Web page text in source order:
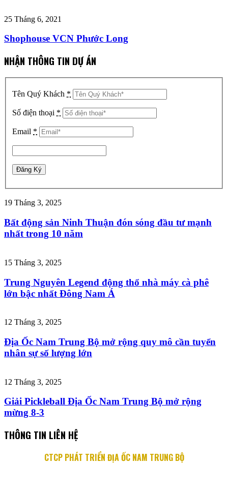
25 Tháng 6, 2021
Shophouse VCN Phước Long
NHẬN THÔNG TIN DỰ ÁN
Tên Quý Khách *
Số điện thoại *
Email *
19 Tháng 3, 2025
Bất động sản Ninh Thuận đón sóng đầu tư mạnh
nhất trong 10 năm
15 Tháng 3, 2025
Trung Nguyên Legend động thổ nhà máy cà phê
lớn bậc nhất Đông Nam Á
12 Tháng 3, 2025
Địa Ốc Nam Trung Bộ mở rộng quy mô cần tuyển
nhân sự số lượng lớn
12 Tháng 3, 2025
Giải Pickleball Địa Ốc Nam Trung Bộ mở rộng
mừng 8-3
THÔNG TIN LIÊN HỆ
CTCP PHÁT TRIỂN ĐỊA ỐC NAM TRUNG BỘ